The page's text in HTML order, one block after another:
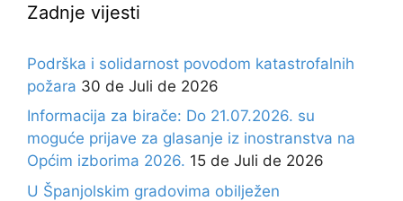
Zadnje vijesti
Podrška i solidarnost povodom katastrofalnih
požara 30 de Juli de 2026
Informacija za birače: Do 21.07.2026. su
moguće prijave za glasanje iz inostranstva na
Općim izborima 2026. 15 de Juli de 2026
U Španjolskim gradovima obilježen